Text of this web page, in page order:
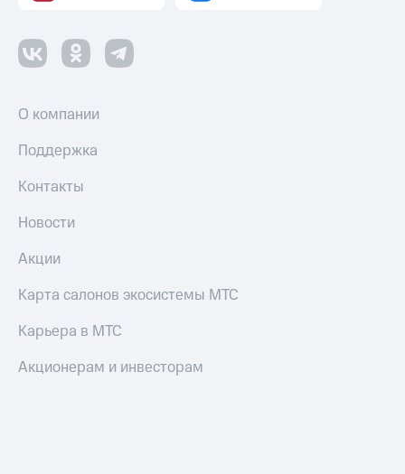
О компании
Поддержка
Контакты
Новости
Акции
Карта салонов экосистемы МТС
Карьера в МТС
Акционерам и инвесторам